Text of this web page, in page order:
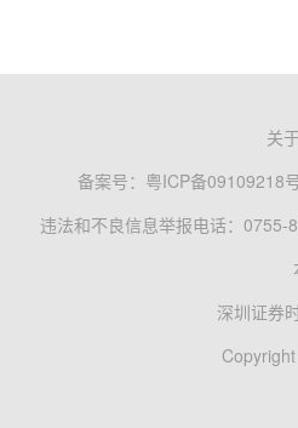
关
备案号： 粤ICP备09109218
违法和不良信息举报电话：0755-
深圳证券